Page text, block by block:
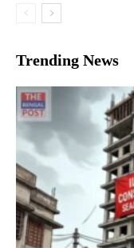
Trending News